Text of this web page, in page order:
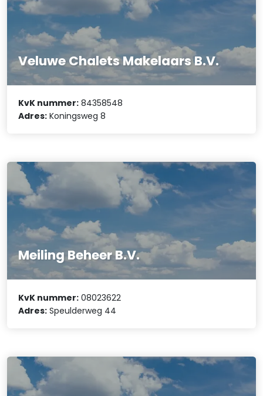
Veluwe Chalets Makelaars B.V.
KvK nummer: 84358548
Adres: Koningsweg 8
Meiling Beheer B.V.
KvK nummer: 08023622
Adres: Speulderweg 44